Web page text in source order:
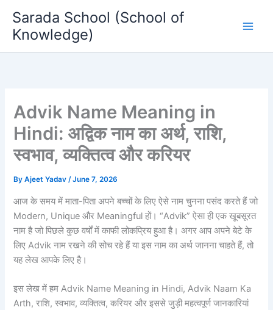
content
Sarada School (School of
Knowledge)
Advik Name Meaning in
Hindi: अद्विक नाम का अर्थ, राशि,
स्वभाव, व्यक्तित्व और करियर
ByAjeet Yadav/June 7, 2026
आज के समय में माता-पिता अपने बच्चों के लिए ऐसे नाम चुनना पसंद करते हैं जो
Modern, Unique और Meaningful हों। “Advik” ऐसा ही एक खूबसूरत
नाम है जो पिछले कुछ वर्षों में काफी लोकप्रिय हुआ है। अगर आप अपने बेटे के
लिए Advik नाम रखने की सोच रहे हैं या इस नाम का अर्थ जानना चाहते हैं, तो
यह लेख आपके लिए है।
इस लेख में हम Advik Name Meaning in Hindi, Advik Naam Ka
Arth, राशि, स्वभाव, व्यक्तित्व, करियर और इससे जुड़ी महत्वपूर्ण जानकारियां